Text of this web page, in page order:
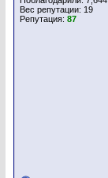
Вес репутации: 19
Репутация: 87